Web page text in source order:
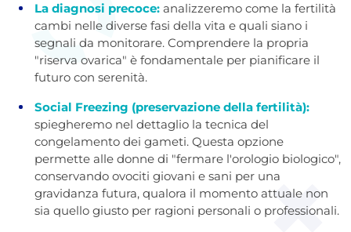
La diagnosi precoce: analizzeremo come la fertilità
cambi nelle diverse fasi della vita e quali siano i
segnali da monitorare. Comprendere la propria
"riserva ovarica" è fondamentale per pianificare il
futuro con serenità.
Social Freezing (preservazione della fertilità):
spiegheremo nel dettaglio la tecnica del
congelamento dei gameti. Questa opzione
permette alle donne di "fermare l'orologio biologico",
conservando ovociti giovani e sani per una
gravidanza futura, qualora il momento attuale non
sia quello giusto per ragioni personali o professionali.